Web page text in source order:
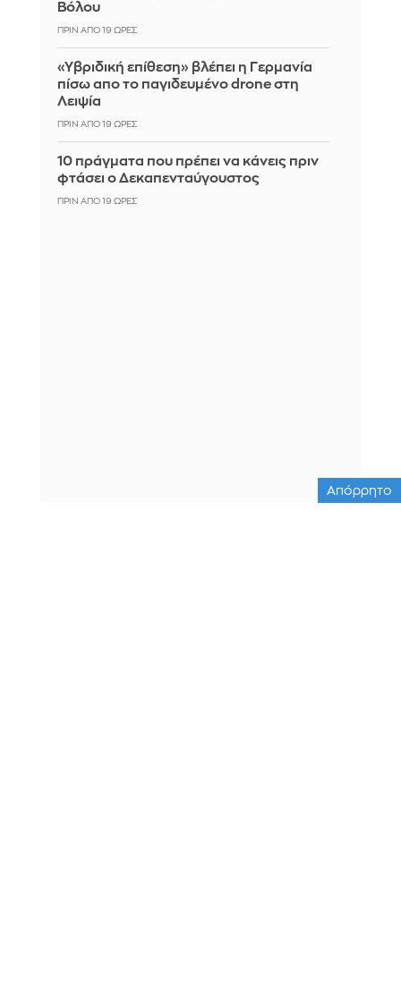
Βόλου
ΠΡΙΝ ΑΠΌ 19 ΏΡΕΣ
«Υβριδική επίθεση» βλέπει η Γερμανία
πίσω απο το παγιδευμένο drone στη
Λειψία
ΠΡΙΝ ΑΠΌ 19 ΏΡΕΣ
10 πράγματα που πρέπει να κάνεις πριν
φτάσει ο Δεκαπενταύγουστος
ΠΡΙΝ ΑΠΌ 19 ΏΡΕΣ
Απόρρητο